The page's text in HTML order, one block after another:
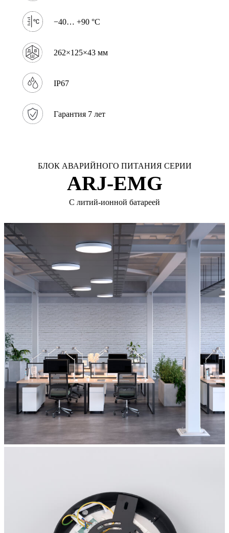
−40… +90 °C
262×125×43 мм
IP67
Гарантия 7 лет
БЛОК АВАРИЙНОГО ПИТАНИЯ СЕРИИ
ARJ-EMG
С литий-ионной батареей